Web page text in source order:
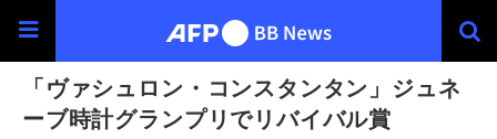
「ヴァシュロン・コンスタンタン」ジュネ
ーブ時計グランプリでリバイバル賞